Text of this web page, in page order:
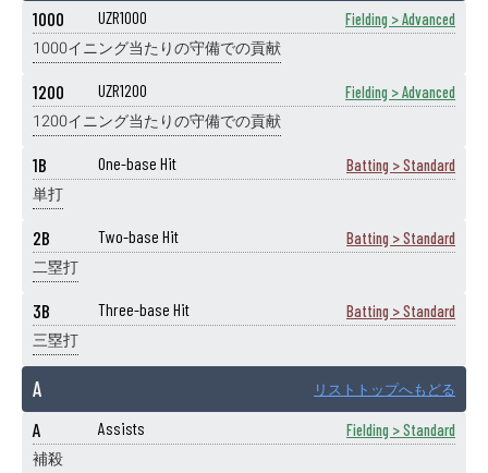
1000 UZR1000 Fielding > Advanced
1000イニング当たりの守備での貢献
1200 UZR1200 Fielding > Advanced
1200イニング当たりの守備での貢献
1B One-base Hit Batting > Standard
単打
2B Two-base Hit Batting > Standard
二塁打
3B Three-base Hit Batting > Standard
三塁打
A リストトップへもどる
A Assists Fielding > Standard
補殺